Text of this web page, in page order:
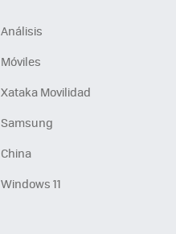
Análisis
Móviles
Xataka Movilidad
Samsung
China
Windows 11